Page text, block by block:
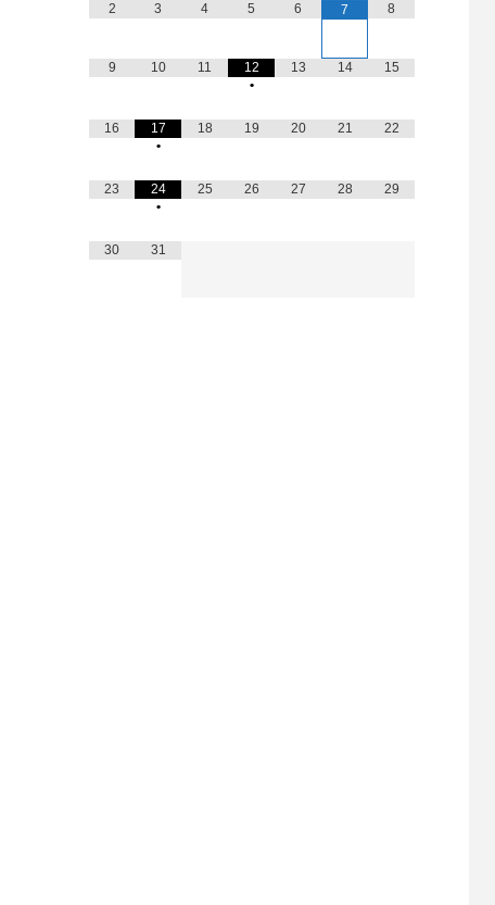
2 3 4 5 6 7 8
9 10 11
12
•
13 14 15
16
17
•
18 19 20 21 22
23
24
•
25 26 27 28 29
30 31